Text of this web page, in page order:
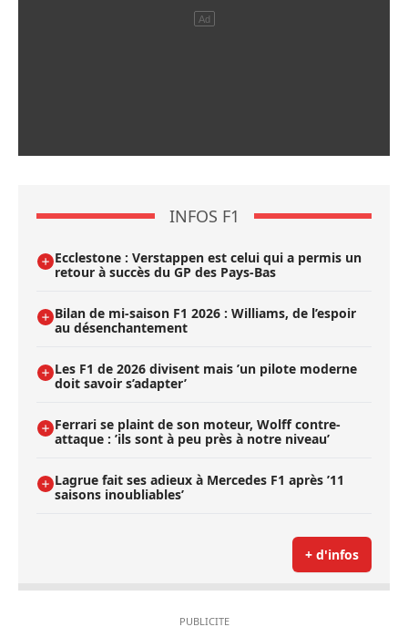
INFOS F1
Ecclestone : Verstappen est celui qui a permis un
retour à succès du GP des Pays-Bas
Bilan de mi-saison F1 2026 : Williams, de l’espoir
au désenchantement
Les F1 de 2026 divisent mais ’un pilote moderne
doit savoir s’adapter’
Ferrari se plaint de son moteur, Wolff contre-
attaque : ’ils sont à peu près à notre niveau’
Lagrue fait ses adieux à Mercedes F1 après ’11
saisons inoubliables’
+ d'infos